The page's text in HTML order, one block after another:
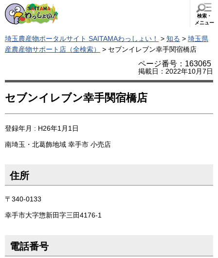
検索・
メニュー
埼玉農産物ポータルサイト SAITAMAわっしょい！ > 知る > 埼玉県
産農産物サポート店（全検索）
> セブンイレブン幸手関宿橋店
ページ番号：163065
掲載日：2022年10月7日
セブンイレブン幸手関宿橋店
登録年月 : H26年1月1日
南埼玉・北葛飾地域 幸手市 小売店
住所
〒340-0133
幸手市大字惣新田字三田4176-1
電話番号